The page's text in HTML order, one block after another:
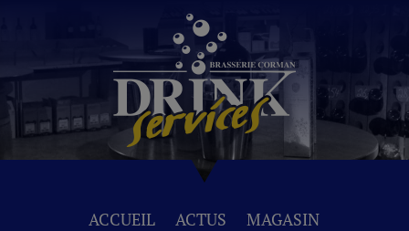
ACCUEIL ACTUS
MAGASIN